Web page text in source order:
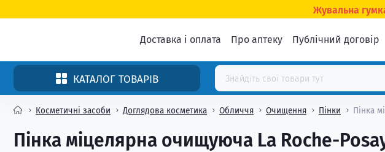
Жувальна
Доставка і оплата Про аптеку Публічний договір
КАТАЛОГ ТОВАРІВ
Косметичні засоби Доглядова косметика Обличчя Очищення Пінки Пінка
Пінка міцелярна очищуюча La Roche-